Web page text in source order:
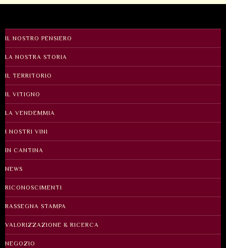
IL NOSTRO PENSIERO
LA NOSTRA STORIA
IL TERRITORIO
IL VITIGNO
LA VENDEMMIA
I NOSTRI VINI
IN CANTINA
NEWS
RICONOSCIMENTI
RASSEGNA STAMPA
VALORIZZAZIONE & RICERCA
NEGOZIO